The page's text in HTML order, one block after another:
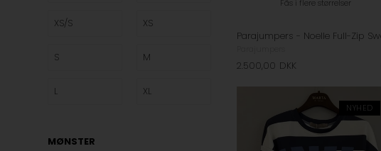
XS/S XS
S M
L XL
MØNSTER
Fås i flere størrelser
2.500,00 DKK
NYHED